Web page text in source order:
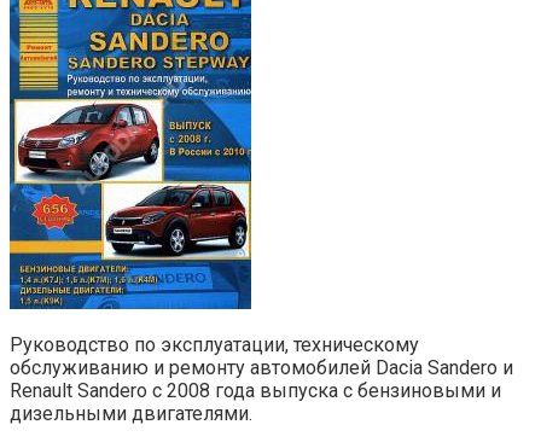
Руководство по эксплуатации, техническому
обслуживанию и ремонту автомобилей Dacia Sandero и
Renault Sandero с 2008 года выпуска с бензиновыми и
дизельными двигателями.